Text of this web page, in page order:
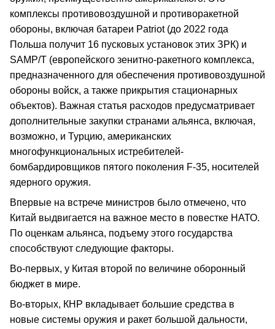
комплексы противовоздушной и противоракетной
обороны, включая батареи Patriot (до 2022 года
Польша получит 16 пусковых установок этих ЗРК) и
SAMP/T (европейского зенитно-ракетного комплекса,
предназначенного для обеспечения противовоздушной
обороны войск, а также прикрытия стационарных
объектов). Важная статья расходов предусматривает
дополнительные закупки странами альянса, включая,
возможно, и Турцию, американских
многофункциональных истребителей-
бомбардировщиков пятого поколения F-35, носителей
ядерного оружия.
Впервые на встрече министров было отмечено, что
Китай выдвигается на важное место в повестке НАТО.
По оценкам альянса, подъему этого государства
способствуют следующие факторы.
Во-первых, у Китая второй по величине оборонный
бюджет в мире.
Во-вторых, КНР вкладывает большие средства в
новые системы оружия и ракет большой дальности,